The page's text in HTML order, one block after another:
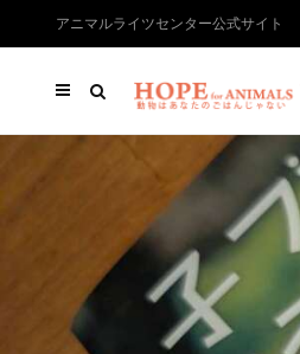
アニマルライツセンター公式サイト